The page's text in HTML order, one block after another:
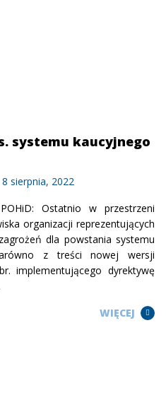
systemu kaucyjnego
8 sierpnia, 2022
Ostatnio w przestrzeni
organizacji reprezentujących
dla powstania systemu
z treści nowej wersji
implementującego dyrektywę
WIĘCEJ